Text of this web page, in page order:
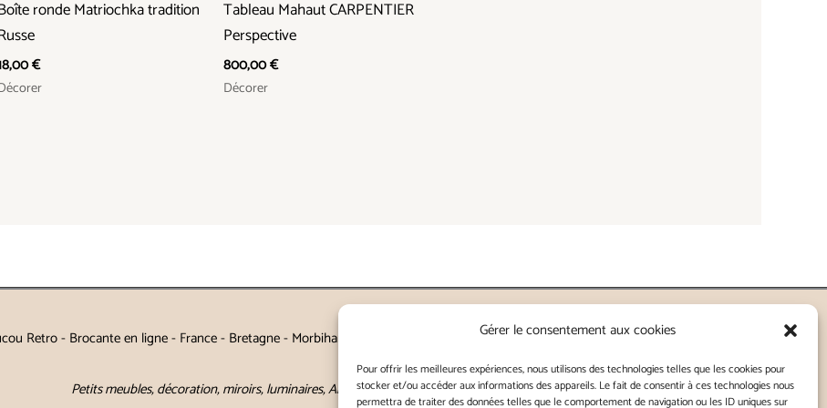
Gérer le consentement aux cookies
Pour offrir les meilleures expériences, nous utilisons des technologies telles que les cookies pour
stocker et/ou accéder aux informations des appareils. Le fait de consentir à ces technologies nous
permettra de traiter des données telles que le comportement de navigation ou les ID uniques sur
ronde Matriochka tradition
€
Tableau Mahaut CARPENTIER
Perspective
800,00€
Décorer
Retro - Brocante en ligne - France - Bretagne - Morbihan - Auray - Vannes - Lorient
Petits meubles, décoration, miroirs, luminaires, Art de la table